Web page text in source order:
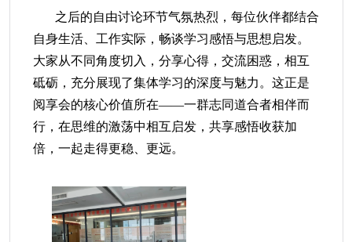
之后的自由讨论环节气氛热烈，每位伙伴都结合
自身生活、工作实际，畅谈学习感悟与思想启发。
大家从不同角度切入，分享心得，交流困惑，相互
砥砺，充分展现了集体学习的深度与魅力。这正是
阅享会的核心价值所在——一群志同道合者相伴而
行，在思维的激荡中相互启发， 共享感悟收获加
倍， 一起走得更稳、更远。